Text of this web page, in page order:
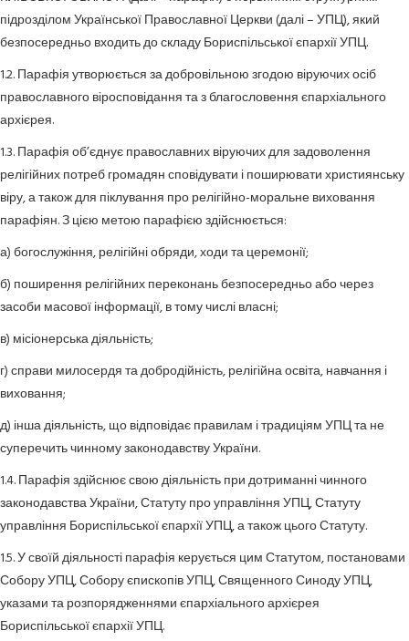
підрозділом Української Православної Церкви (далі – УПЦ), який
безпосередньо входить до складу Бориспільської єпархії УПЦ.
1.2. Парафія утворюється за добровільною згодою віруючих осіб
православного віросповідання та з благословення єпархіального
архієрея.
1.3. Парафія об’єднує православних віруючих для задоволення
релігійних потреб громадян сповідувати і поширювати християнську
віру, а також для піклування про релігійно-моральне виховання
парафіян. З цією метою парафією здійснюється:
а) богослужіння, релігійні обряди, ходи та церемонії;
б) поширення релігійних переконань безпосередньо або через
засоби масової інформації, в тому числі власні;
в) місіонерська діяльність;
г) справи милосердя та добродійність, релігійна освіта, навчання і
виховання;
д) інша діяльність, що відповідає правилам і традиціям УПЦ та не
суперечить чинному законодавству України.
1.4. Парафія здійснює свою діяльність при дотриманні чинного
законодавства України, Статуту про управління УПЦ, Статуту
управління Бориспільської єпархії УПЦ, а також цього Статуту.
1.5. У своїй діяльності парафія керується цим Статутом, постановами
Собору УПЦ, Собору єпископів УПЦ, Священного Синоду УПЦ,
указами та розпорядженнями єпархіального архієрея
Бориспільської єпархії УПЦ.